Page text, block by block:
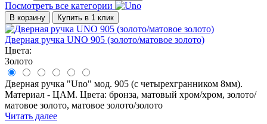
Посмотреть все категории
В корзину Купить в 1 клик
Дверная ручка UNO 905 (золото/матовое золото)
Цвета:
Золото
Дверная ручка "Uno" мод. 905 (с четырехгранником 8мм).
Материал - ЦАМ. Цвета: бронза, матовый хром/хром, золото/
матовое золото, матовое золото/золото
Читать далее